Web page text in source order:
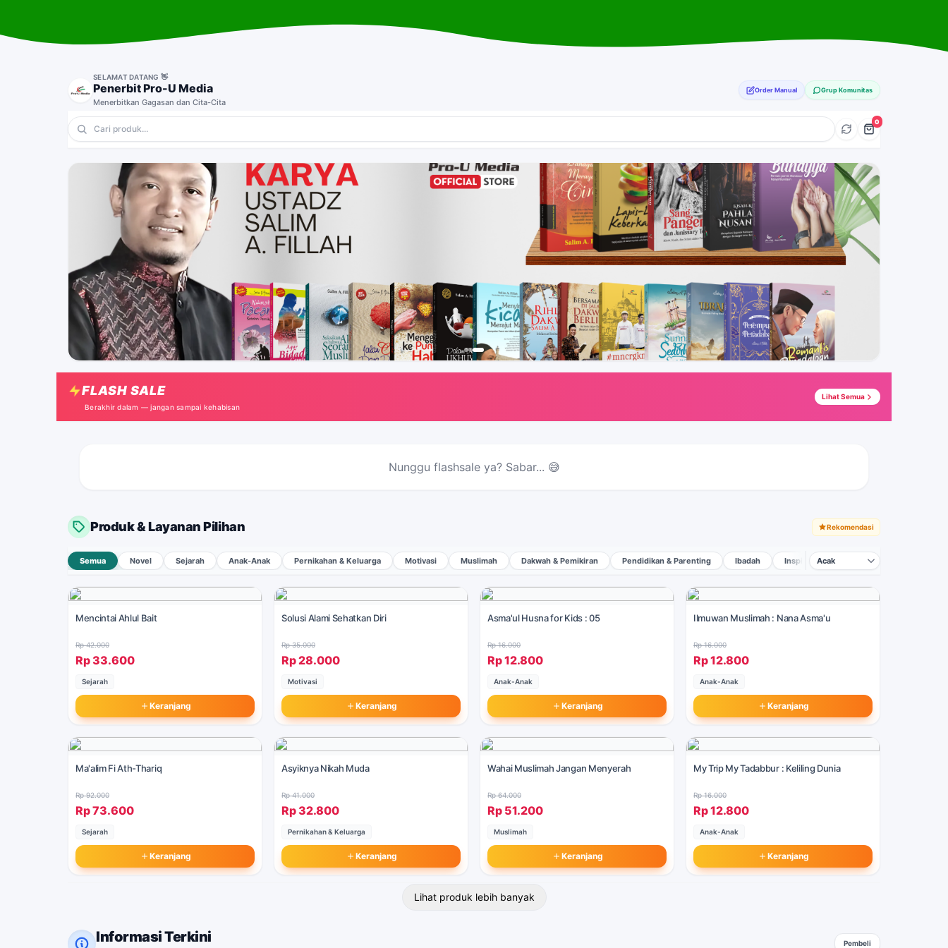
SELAMAT DATANG 👋
Penerbit Pro-U Media
Menerbitkan Gagasan dan Cita-Cita
Order Manual Grup Komunitas
0
💎 Novel 🔥 Sejarah ⭐ Anak-Anak 🎁 Pernikahan & Keluarga
Queen of The East Tap →
Ma'alim Fi Ath-Thariq
CBQ : Aku Senang Berdoa Tap →
Asma'ul Husna for Kids : 12 Tap →
Asyiknya Nikah Muda
FLASH SALE
Berakhir dalam — jangan sampai kehabisan
Lihat Semua
Nunggu flashsale ya? Sabar... 😅
Produk & Layanan Pilihan Rekomendasi
Semua Novel Sejarah Anak-Anak Pernikahan & Keluarga Motivasi Muslimah Dakwah & Pemikiran Pendidikan & Parenting Ibadah Inspirasi & Motivasi
Mencintai Ahlul Bait
Rp 42.000
Rp 33.600
Sejarah
Keranjang
Solusi Alami Sehatkan Diri
Rp 35.000
Rp 28.000
Motivasi
Keranjang
Asma'ul Husna for Kids : 05
Rp 16.000
Rp 12.800
Anak-Anak
Keranjang
Ilmuwan Muslimah : Nana Asma'u
Rp 16.000
Rp 12.800
Anak-Anak
Keranjang
Ma'alim Fi Ath-Thariq
Rp 92.000
Rp 73.600
Sejarah
Keranjang
Asyiknya Nikah Muda
Rp 41.000
Rp 32.800
Pernikahan & Keluarga
Keranjang
Wahai Muslimah Jangan Menyerah
Rp 64.000
Rp 51.200
Muslimah
Keranjang
My Trip My Tadabbur : Keliling Dunia
Rp 16.000
Rp 12.800
Anak-Anak
Keranjang
Lihat produk lebih banyak
Informasi Terkini Pembeli